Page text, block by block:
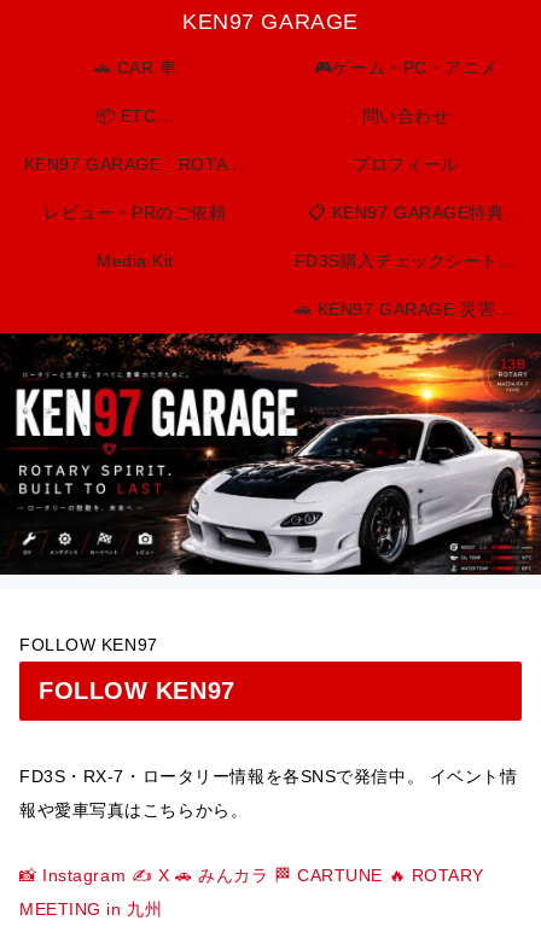
KEN97 GARAGE
🚗 CAR 車 🎮ゲーム・PC・アニメ
📦 ETC… 問い合わせ
プロフィール
レビュー・PRのご依頼 📋 KEN97 GARAGE特典
Media Kit
FOLLOW KEN97
FOLLOW KEN97
FD3S・RX-7・ロータリー情報を各SNSで発信中。 イベント情
報や愛車写真はこちらから。
📸 Instagram ✍️ X 🚗 みんカラ 🏁 CARTUNE 🔥 ROTARY
MEETING in 九州